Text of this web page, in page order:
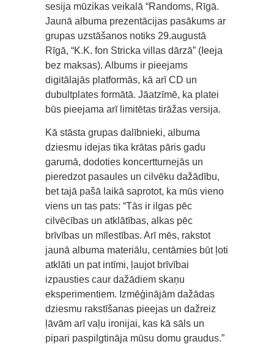
sesija mūzikas veikalā “Randoms, Rīgā.
Jaunā albuma prezentācijas pasākums ar
grupas uzstāšanos notiks 29.augustā
Rīgā, “K.K. fon Stricka villas dārzā” (Ieeja
bez maksas). Albums ir pieejams
digitālajās platformās, kā arī CD un
dubultplates formātā. Jāatzīmē, ka platei
būs pieejama arī limitētas tirāžas versija.
Kā stāsta grupas dalībnieki, albuma
dziesmu idejas tika krātas pāris gadu
garumā, dodoties koncertturnejās un
pieredzot pasaules un cilvēku dažādību,
bet tajā pašā laikā saprotot, ka mūs vieno
viens un tas pats: “Tās ir ilgas pēc
cilvēcības un atklātības, alkas pēc
brīvības un mīlestības. Arī mēs, rakstot
jaunā albuma materiālu, centāmies būt ļoti
atklāti un pat intīmi, ļaujot brīvībai
izpausties caur dažādiem skaņu
eksperimentiem. Izmēģinājām dažādas
dziesmu rakstīšanas pieejas un dažreiz
ļāvām arī vaļu ironijai, kas kā sāls un
pipari paspilgtināja mūsu domu graudus.”